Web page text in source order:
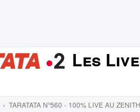
Les
TARATATA N°560 - 100% LIVE AU ZENITH